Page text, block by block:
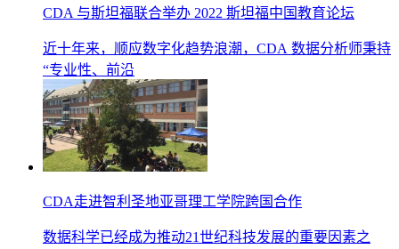
CDA 与斯坦福联合举办 2022 斯坦福中国教育论坛
近十年来，顺应数字化趋势浪潮，CDA 数据分析师秉持
“专业性、前沿
CDA走进智利圣地亚哥理工学院跨国合作
数据科学已经成为推动21世纪科技发展的重要因素之